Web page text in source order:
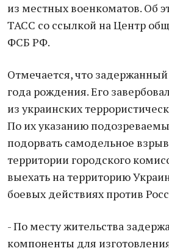
из местных военкоматов. Об
ТАСС со ссылкой на Центр
ФСБ РФ.
Отмечается, что
года рождения. Его
из украинских
По их указанию
подорвать самодельное
территории городского
выехать на территорию
боевых действиях против
- По месту жительства
компоненты для